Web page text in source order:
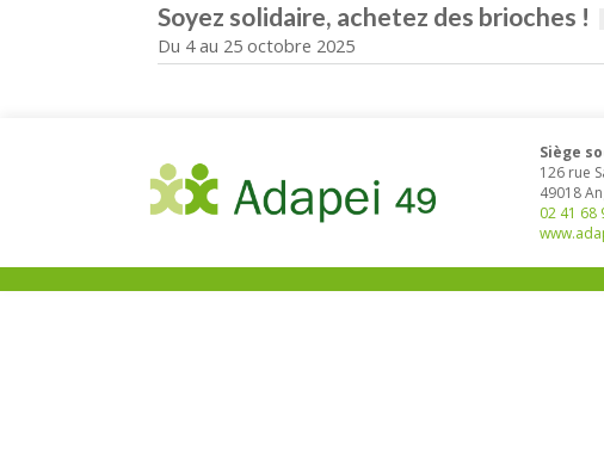
Soyez solidaire, achetez des brioches !
Du 4 au 25 octobre 2025
Siège
126 rue
49018
02 41 68